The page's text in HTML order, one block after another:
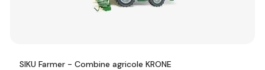
SIKU Farmer - Combine agricole KRONE